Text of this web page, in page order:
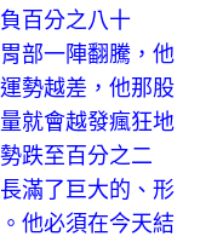
百分之八十
部一陣翻騰，他
勢越差，他那股
就會越發瘋狂地
跌至百分之二
滿了巨大的、形
他必須在今天結